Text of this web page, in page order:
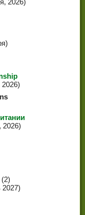
2026)
2026)
2026)
(2)
2027)